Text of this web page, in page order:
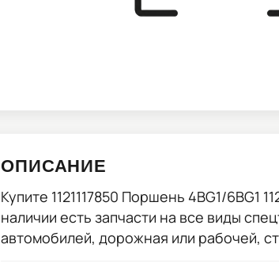
ОПИСАНИЕ
Купите 1121117850 Поршень 4BG1/6BG1
наличии есть запчасти на все виды
автомобилей, дорожная или рабочей,